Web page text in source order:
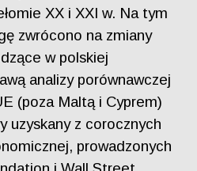
XX i XXI w. Na tym
zwrócono na zmiany
w polskiej
analizy porównawczej
(poza Maltą i Cyprem)
uzyskany z corocznych
prowadzonych